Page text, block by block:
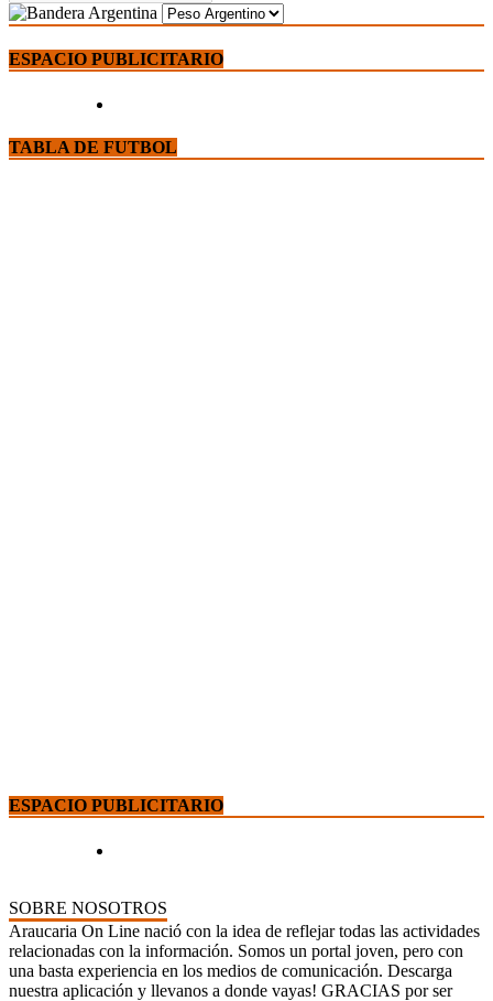
ESPACIO PUBLICITARIO
TABLA DE FUTBOL
ESPACIO PUBLICITARIO
SOBRE NOSOTROS
Araucaria On Line nació con la idea de reflejar todas las actividades
relacionadas con la información. Somos un portal joven, pero con
una basta experiencia en los medios de comunicación. Descarga
nuestra aplicación y llevanos a donde vayas! GRACIAS por ser